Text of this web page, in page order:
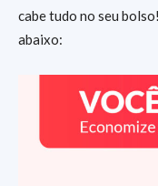
cabe tudo no seu
abaixo: